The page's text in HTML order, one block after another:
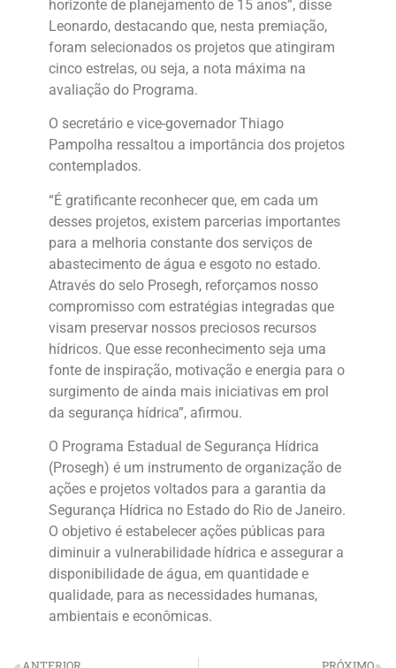
horizonte de planejamento de 15 anos”, disse
Leonardo, destacando que, nesta premiação,
foram selecionados os projetos que atingiram
cinco estrelas, ou seja, a nota máxima na
avaliação do Programa.
O secretário e vice-governador Thiago
Pampolha ressaltou a importância dos projetos
contemplados.
“É gratificante reconhecer que, em cada um
desses projetos, existem parcerias importantes
para a melhoria constante dos serviços de
abastecimento de água e esgoto no estado.
Através do selo Prosegh, reforçamos nosso
compromisso com estratégias integradas que
visam preservar nossos preciosos recursos
hídricos. Que esse reconhecimento seja uma
fonte de inspiração, motivação e energia para o
surgimento de ainda mais iniciativas em prol
da segurança hídrica”, afirmou.
O Programa Estadual de Segurança Hídrica
(Prosegh) é um instrumento de organização de
ações e projetos voltados para a garantia da
Segurança Hídrica no Estado do Rio de Janeiro.
O objetivo é estabelecer ações públicas para
diminuir a vulnerabilidade hídrica e assegurar a
disponibilidade de água, em quantidade e
qualidade, para as necessidades humanas,
ambientais e econômicas.